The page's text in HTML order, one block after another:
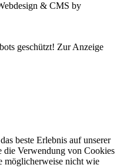
& CMS by
geschützt! Zur Anzeige
beste Erlebnis auf unserer
die Verwendung von Cookies
möglicherweise nicht wie